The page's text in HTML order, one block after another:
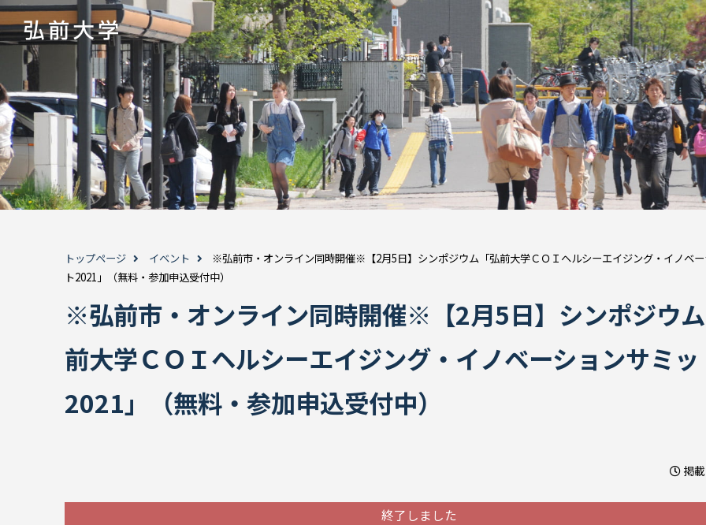
トップページ イベント
※弘前市・オンライン同時開催※【2月5日】シンポジウム「弘前大学ＣＯＩヘルシーエイジング・イノベ
ト2021」（無料・参加申込受付中）
※弘前市・オンライン同時開催※【2月5日】シンポジウ
前大学ＣＯＩヘルシーエイジング・イノベーションサミッ
2021」（無料・参加申込受付中）
掲
終了しました